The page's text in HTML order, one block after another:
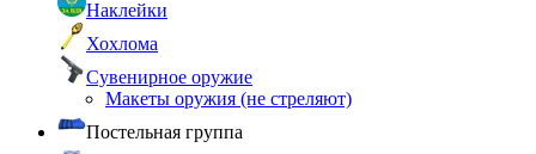
Наклейки
Хохлома
Сувенирное оружие
Макеты оружия (не стреляют)
Постельная группа